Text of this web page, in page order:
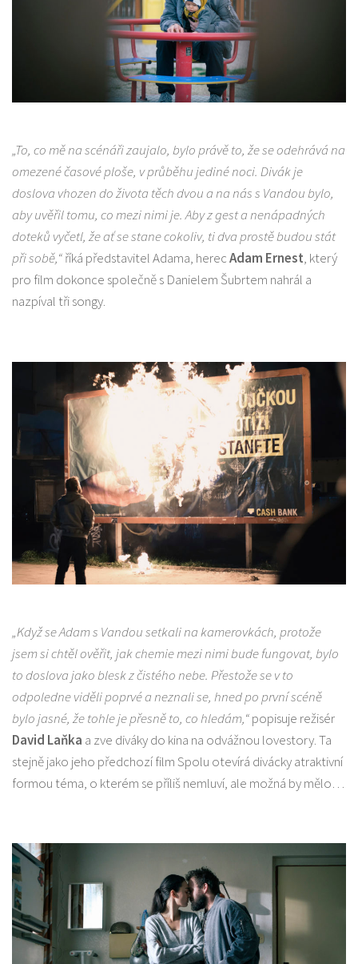
„To, co mě na scénáři zaujalo, bylo právě to, že se odehrává na
omezené časové ploše, v průběhu jediné noci. Divák je
doslova vhozen do života těch dvou a na nás s Vandou bylo,
aby uvěřil tomu, co mezi nimi je. Aby z gest a nenápadných
doteků vyčetl, že ať se stane cokoliv, ti dva prostě budou stát
při sobě,“říká představitel Adama, herecAdam Ernest, který
pro film dokonce společně s Danielem Šubrtem nahrál a
nazpíval tři songy.
„Když se Adam s Vandou setkali na kamerovkách, protože
jsem si chtěl ověřit, jak chemie mezi nimi bude fungovat, bylo
to doslova jako blesk z čistého nebe. Přestože se v to
odpoledne viděli poprvé a neznali se, hned po první scéně
bylo jasné, že tohle je přesně to, co hledám,“popisuje režisér
David Laňka a zve diváky do kina na odvážnou lovestory. Ta
stejně jako jeho předchozí film Spolu otevírá divácky atraktivní
formou téma, o kterém se příliš nemluví, ale možná by mělo…